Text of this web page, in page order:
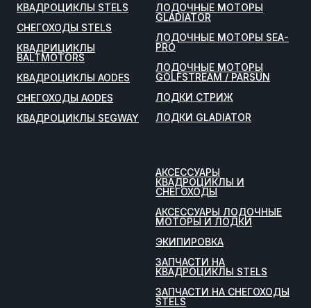
КВАДРОЦИКЛЫ STELS
СНЕГОХОДЫ STELS
КВАДРИЦИКЛЫ
BALTMOTORS
КВАДРОЦИКЛЫ AODES
СНЕГОХОДЫ AODES
КВАДРОЦИКЛЫ SEGWAY
ЛОДОЧНЫЕ МОТОРЫ
GLADIATOR
ЛОДОЧНЫЕ МОТОРЫ SEA-
PRO
ЛОДОЧНЫЕ МОТОРЫ
GOLFSTREAM / PARSUN
ЛОДКИ СТРИЖ
ЛОДКИ GLADIATOR
АКСЕССУАРЫ
КВАДРОЦИКЛЫ И
СНЕГОХОДЫ
АКСЕССУАРЫ ЛОДОЧНЫЕ
МОТОРЫ И ЛОДКИ
ЭКИПИРОВКА
ЗАПЧАСТИ НА
КВАДРОЦИКЛЫ STELS
ЗАПЧАСТИ НА СНЕГОХОДЫ
STELS